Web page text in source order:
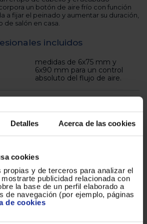
Detalles Acerca de las cookies
cookies
y de terceros para analizar el
publicidad relacionada con
la base de un perfil elaborado a
de navegación (por ejemplo, páginas
de cookies
un botón de aire frío con función
a fijar el peinado y aumentar su duración,
de salón en casa.
incluidos
medidas de 6x75 mm y
6x90 mm para un control
absoluto del flujo de aire.
de forma natural,
aportando volumen y
movimiento.
práctico
Pro 2200
incorpora un cable
aporta libertad de movimiento
diseño robusto está pensado para durar
Como garantía de confianza, BaByliss
.